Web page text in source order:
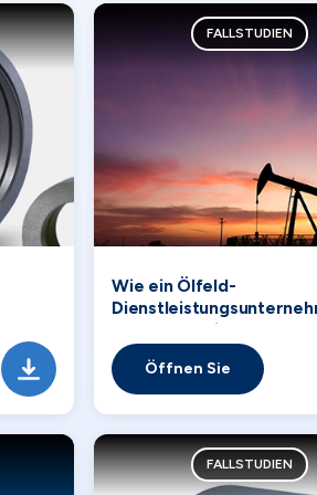
FALLSTUDIEN
Wie ein Ölfeld-
Gesamtbetriebskosten
elektrischen
künstliche Hebung senkt
Öffnen Sie
FALLSTUDIEN